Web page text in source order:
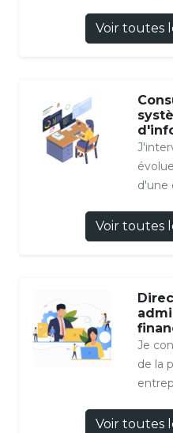
Voir toutes
d'une
Voir toutes
Je
de la
Voir toutes